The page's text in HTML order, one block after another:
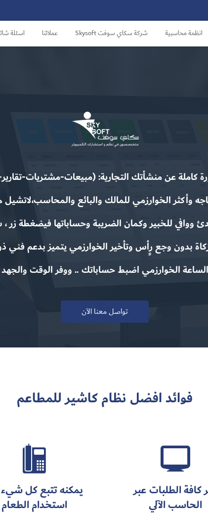
انظمة محاسبية شركة سكاي سوفت Skysoft عملائنا اسئلة
كاملة عن منشأتك التجارية: (مبيعات-مشتريات-
وأكثر الخوارزمي للمالك والبائع
ووافي للخبير وكمان الضريبة وحساباتها فيضغطة زر
بدون وجع رٍأس وتأخير الخوارزمي يتميز بدعم فني
الساعة الخوارزمي اضبط حساباتك .. ووفر الوقت والجهد
تواصل معنا الآن
فوائد افضل نظام كاشير للمطاعم

كافة الطلبات عبر
الحاسب الآلي

يمكنه تتبع كل
استخدام الطعام